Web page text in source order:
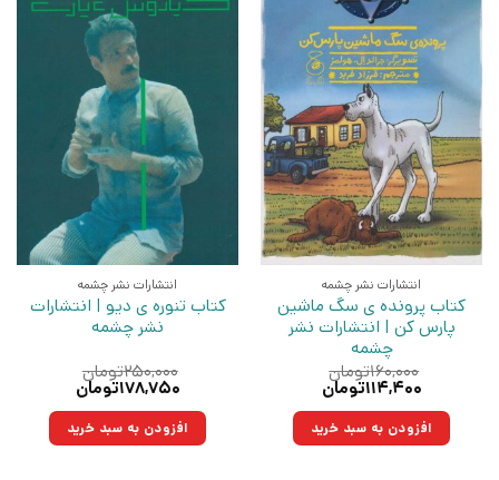
انتشارات نشر چشمه
کتاب پرونده ی سگ ماشین
پارس کن | انتشارات نشر
چشمه
۱۶۰,۰۰۰تومان
قیمت
۱۶۰,۰۰۰تومان
بود.
۱۱۴,۴۰۰تومان
۱۱۴,۴۰۰تومان.افزودن به سبد خرید
انتشارات نشر چشمه
کتاب تنوره ی دیو | انتشارات
نشر چشمه
۲۵۰,۰۰۰تومان
قیمت
۲۵۰,۰۰۰تومان
بود.
۱۷۸,۷۵۰تومان
۱۷۸,۷۵۰تومان.افزودن به سبد خرید